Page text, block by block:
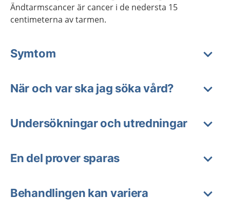
Ändtarmscancer är cancer i de nedersta 15
centimeterna av tarmen.
Symtom
När och var ska jag söka vård?
Undersökningar och utredningar
En del prover sparas
Behandlingen kan variera